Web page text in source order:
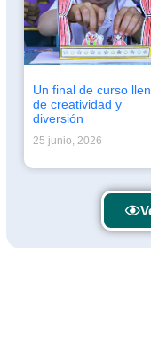
Un final de curso
de creatividad y
diversión
25 junio, 2026